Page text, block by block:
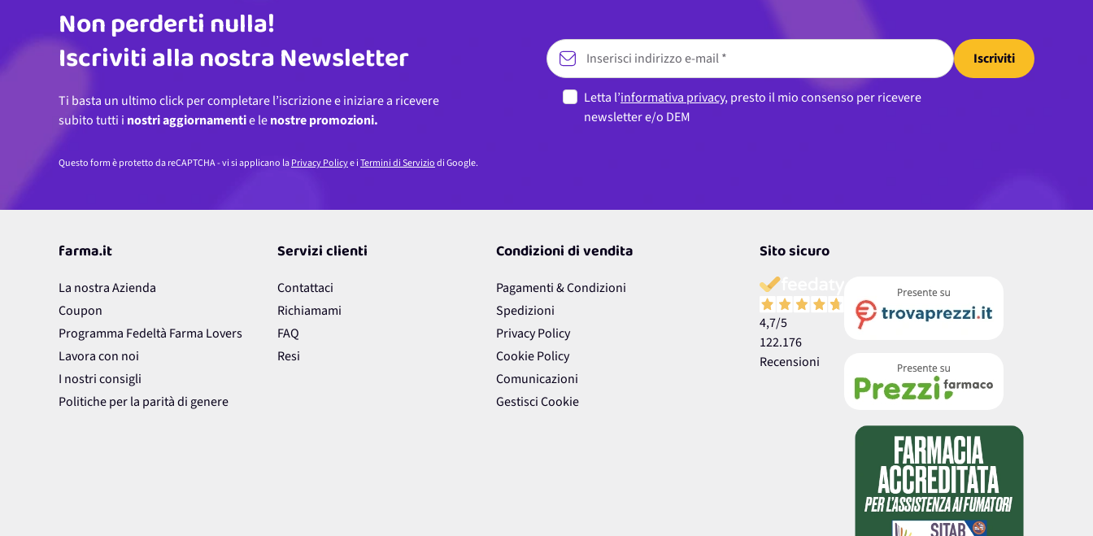
Indirizzo email
Non perderti nulla!
Iscriviti alla nostra Newsletter
Ti basta un ultimo click per completare l’iscrizione e iniziare a ricevere
subito tutti i nostri aggiornamentie lenostre promozioni.
Iscriviti
Letta l’informativa privacy, presto il mio consenso per ricevere
newsletter e/o DEM
Questo form è protetto da reCAPTCHA - vi si applicano laPrivacy Policye iTermini di Serviziodi Google.
farma.it
La nostra Azienda
Coupon
Programma Fedeltà Farma Lovers
Lavora con noi
I nostri consigli
Politiche per la parità di genere
Servizi clienti
Contattaci
Richiamami
FAQ
Resi
Condizioni di vendita
Pagamenti & Condizioni
Spedizioni
Privacy Policy
Cookie Policy
Comunicazioni
Gestisci Cookie
Sito sicuro
4,7/5
122.176
Recensioni